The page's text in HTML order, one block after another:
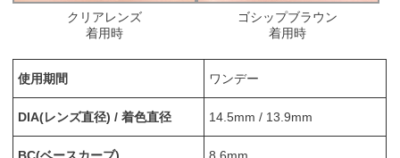
クリアレンズ
着用時
ゴシップブラウン
着用時
使用期間 ワンデー
DIA(レンズ直径) / 着色直径 14.5mm / 13.9mm